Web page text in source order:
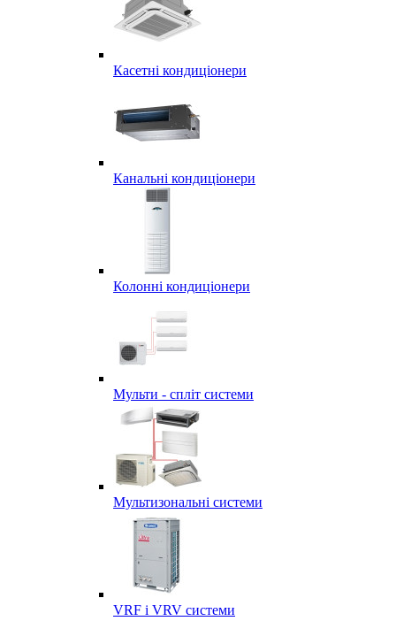
Касетні кондиціонери
Канальні кондиціонери
Колонні кондиціонери
Мульти - спліт системи
Мультизональні системи
VRF і VRV системи